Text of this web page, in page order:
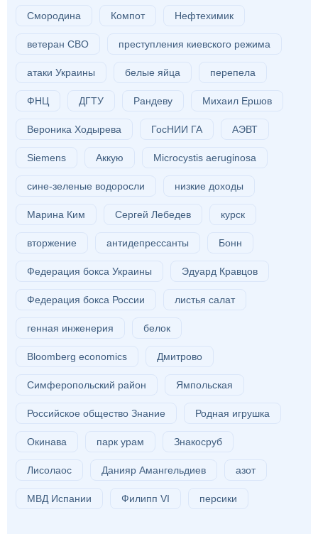
Смородина Компот Нефтехимик
ветеран СВО преступления киевского режима
атаки Украины белые яйца перепела
ФНЦ ДГТУ Рандеву Михаил Ершов
Вероника Ходырева ГосНИИ ГА АЭВТ
Siemens Аккую Microcystis aeruginosa
сине-зеленые водоросли низкие доходы
Марина Ким Сергей Лебедев курск
вторжение антидепрессанты Бонн
Федерация бокса Украины Эдуард Кравцов
Федерация бокса России листья салат
генная инженерия белок
Bloomberg economics Дмитрово
Симферопольский район Ямпольская
Российское общество Знание Родная игрушка
Окинава парк урам Знакосруб
Лисолаос Данияр Амангельдиев азот
МВД Испании Филипп VI персики